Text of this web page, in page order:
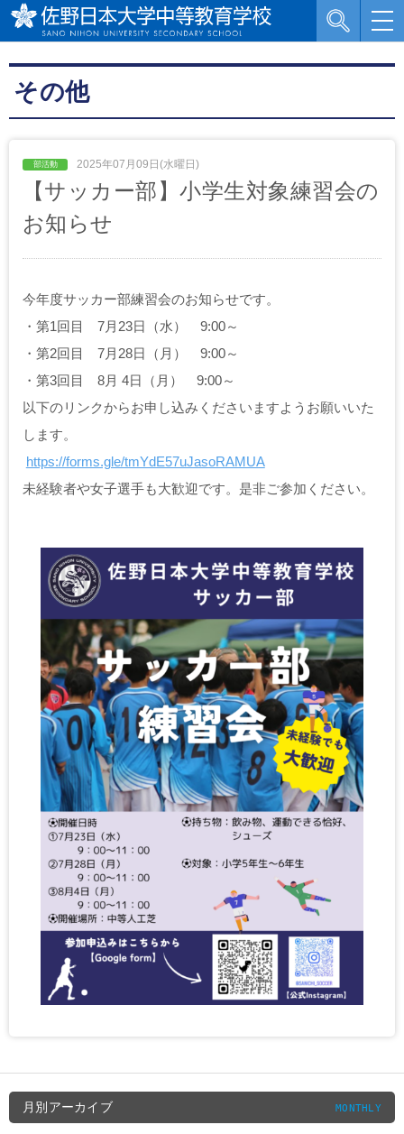
その他
2025年07月09日(水曜日)
【サッカー部】小学生対象練習会の
お知らせ
今年度サッカー部練習会のお知らせです。
・第1回目 7月23日（水） 9:00～
・第2回目 7月28日（月） 9:00～
・第3回目 8月 4日（月） 9:00～
以下のリンクからお申し込みくださいますようお願いいた
します。
https://forms.gle/tmYdE57uJasoRAMUA
未経験者や女子選手も大歓迎です。是非ご参加ください。
月別アーカイブ MONTHLY